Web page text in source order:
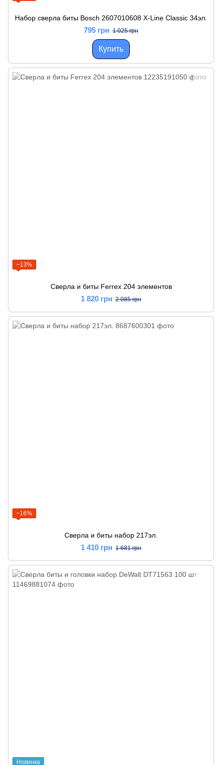
Набор сверла биты Bosch 2607010608 X-Line Classic 34эл.
795 грн 1 025 грн
Купить
−13%
Сверла и биты Ferrex 204 элементов
1 820 грн 2 085 грн
−16%
Сверла и биты набор 217эл.
1 410 грн 1 681 грн
Новинка